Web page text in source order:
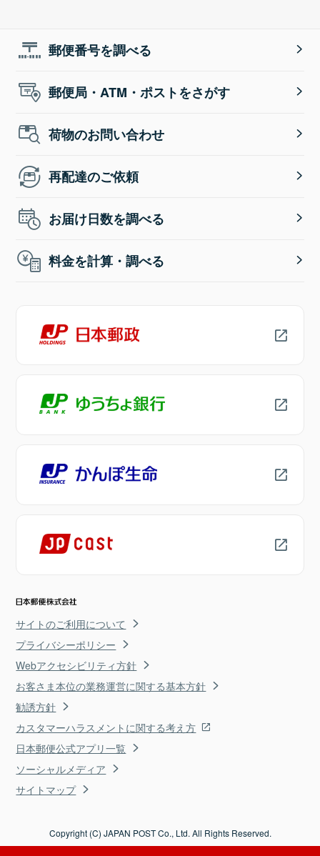
郵便番号を調べる
郵便局・ATM・ポストをさがす
荷物のお問い合わせ
再配達のご依頼
お届け日数を調べる
料金を計算・調べる
サイトのご利用について
プライバシーポリシー
Webアクセシビリティ方針
お客さま本位の業務運営に関する基本方針
勧誘方針
カスタマーハラスメントに関する考え方
日本郵便公式アプリ一覧
ソーシャルメディア
サイトマップ
Copyright (C) JAPAN POST Co., Ltd. All Rights Reserved.